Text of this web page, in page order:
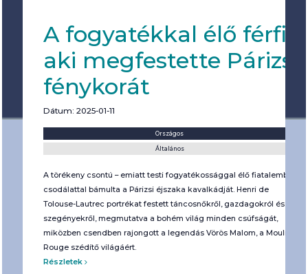
A fogyatékkal élő férfi,
aki megfestette Párizs
fénykorát
Dátum: 2025-01-11
Országos
Általános
A törékeny csontú – emiatt testi fogyatékossággal élő fiatalember
csodálattal bámulta a Párizsi éjszaka kavalkádját. Henri de
Tolouse-Lautrec portrékat festett táncosnőkről, gazdagokról és
szegényekről, megmutatva a bohém világ minden csúfságát,
miközben csendben rajongott a legendás Vörös Malom, a Moulin
Rouge szédítő világáért.
Részletek